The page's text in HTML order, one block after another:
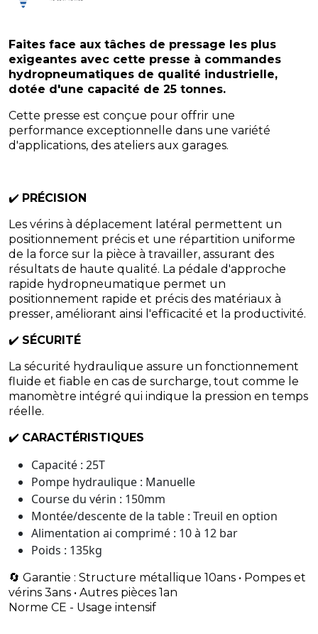
Faites face aux tâches de pressage les plus
exigeantes avec cette presse à commandes
hydropneumatiques de qualité industrielle,
dotée d'une capacité de 25 tonnes.
Cette presse est conçue pour offrir une
performance exceptionnelle dans une variété
d'applications, des ateliers aux garages.
✔️ PRÉCISION
Les vérins à déplacement latéral permettent un
positionnement précis et une répartition uniforme
de la force sur la pièce à travailler, assurant des
résultats de haute qualité. La pédale d'approche
rapide hydropneumatique permet un
positionnement rapide et précis des matériaux à
presser, améliorant ainsi l'efficacité et la productivité.
✔️ SÉCURITÉ
La sécurité hydraulique assure un fonctionnement
fluide et fiable en cas de surcharge, tout comme le
manomètre intégré qui indique la pression en temps
réelle.
✔️ CARACTÉRISTIQUES
Capacité : 25T
Pompe hydraulique : Manuelle
Course du vérin : 150mm
Montée/descente de la table : Treuil en option
Alimentation ai comprimé : 10 à 12 bar
Poids : 135kg
​🔄 Garantie : Structure métallique 10ans • Pompes et
vérins 3ans • Autres pièces 1an
Norme CE - Usage intensif